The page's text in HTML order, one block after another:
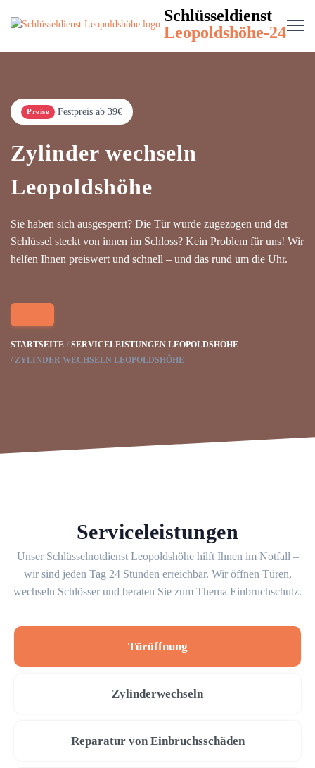
Schlüsseldienst
Leopoldshöhe-24
Preise Festpreis ab 39€
Zylinder wechseln
Leopoldshöhe
Sie haben sich ausgesperrt? Die Tür wurde zugezogen und der
Schlüssel steckt von innen im Schloss? Kein Problem für uns! Wir
helfen Ihnen preiswert und schnell – und das rund um die Uhr.
STARTSEITE
SERVICELEISTUNGEN LEOPOLDSHÖHE
ZYLINDER WECHSELN LEOPOLDSHÖHE
Serviceleistungen
Unser Schlüsselnotdienst Leopoldshöhe hilft Ihnen im Notfall –
wir sind jeden Tag 24 Stunden erreichbar. Wir öffnen Türen,
wechseln Schlösser und beraten Sie zum Thema Einbruchschutz.
Türöffnung
Zylinderwechseln
Reparatur von Einbruchsschäden